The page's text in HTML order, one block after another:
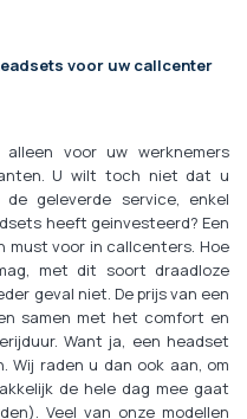
voor uw callcenter
voor uw werknemers
U wilt toch niet dat u
geleverde service, enkel
heeft geinvesteerd? Een
must voor in callcenters. Hoe
met dit soort draadloze
geval niet. De prijs van een
samen met het comfort en
Want ja, een headset
Wij raden u dan ook aan, om
de hele dag mee gaat
Veel van onze modellen